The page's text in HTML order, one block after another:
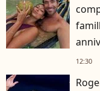
12:30